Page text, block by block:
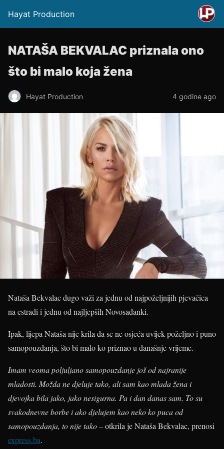
Hayat Production
NATAŠA BEKVALAC priznala ono
što bi malo koja žena
Hayat Production 4 godine ago
Nataša Bekvalac dugo važi za jednu od najpoželjnijih pjevačica
na estradi i jednu od najljepših Novosađanki.
Ipak, lijepa Nataša nije krila da se ne osjeća uvijek poželjno i puno
samopouzdanja, što bi malo ko priznao u današnje vrijeme.
Imam veoma poljuljano samopouzdanje još od najranije
mladosti. Možda ne djeluje tako, ali sam kao mlada žena i
djevojka bila jako, jako nesigurna. Pa i dan danas sam. To su
svakodnevne borbe i ako djelujem kao neko ko puca od
samopouzdanja, to nije tako– otkrila je Nataša Bekvalac, prenosi
express.ba.